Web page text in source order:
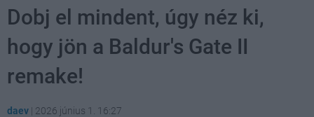
Dobj el mindent, úgy néz ki,
hogy jön a Baldur's Gate II
remake!
daev | 2026 június 1. 16:27